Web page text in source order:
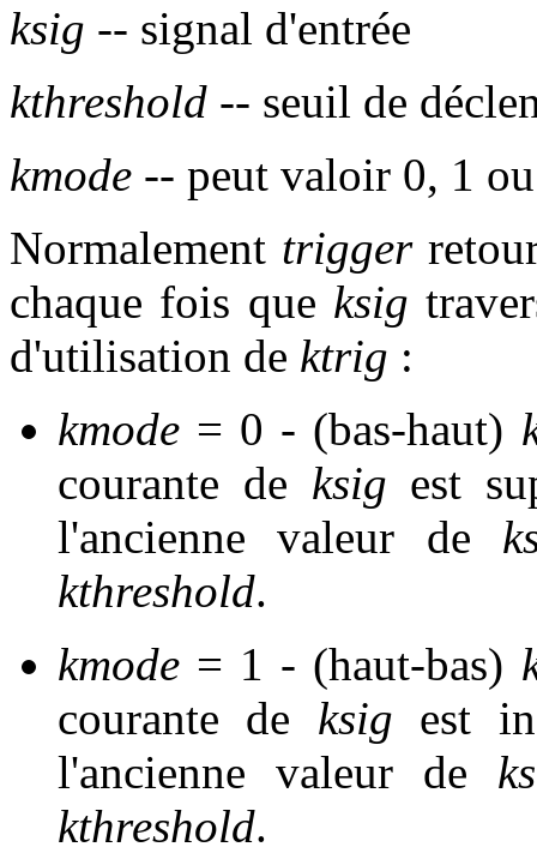
ksig -- signal d'entrée
kthreshold -- seuil de
kmode -- peut valoir 0, 1
Normalement trigger
chaque fois que ksig
d'utilisation de ktrig :
kmode = 0 - (bas-haut)
courante de ksig est
l'ancienne valeur de
kthreshold.
kmode = 1 - (haut-bas)
courante de ksig est
l'ancienne valeur de
kthreshold.